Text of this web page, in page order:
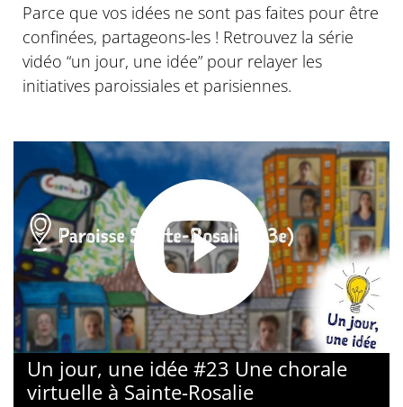
Parce que vos idées ne sont pas faites pour être
confinées, partageons-les ! Retrouvez la série
vidéo “un jour, une idée” pour relayer les
initiatives paroissiales et parisiennes.
Un jour, une idée #23 Une chorale
virtuelle à Sainte-Rosalie